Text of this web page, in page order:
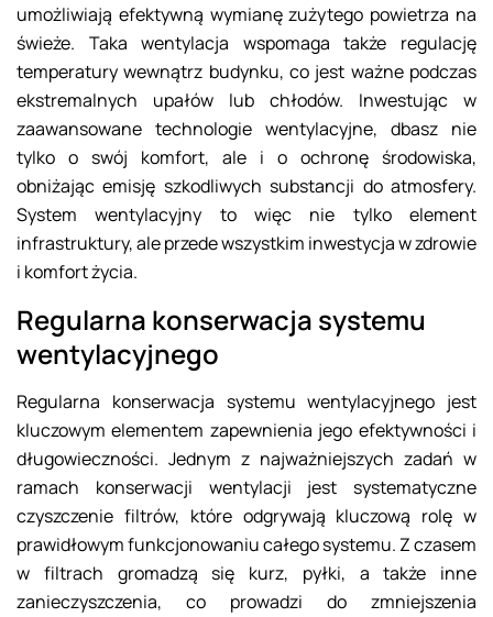
umożliwiają efektywną wymianę zużytego powietrza na
świeże. Taka wentylacja wspomaga także regulację
temperatury wewnątrz budynku, co jest ważne podczas
ekstremalnych upałów lub chłodów. Inwestując w
zaawansowane technologie wentylacyjne, dbasz nie
tylko o swój komfort, ale i o ochronę środowiska,
obniżając emisję szkodliwych substancji do atmosfery.
System wentylacyjny to więc nie tylko element
infrastruktury, ale przede wszystkim inwestycja w zdrowie
i komfort życia.
Regularna konserwacja systemu
wentylacyjnego
Regularna konserwacja systemu wentylacyjnego jest
kluczowym elementem zapewnienia jego efektywności i
długowieczności. Jednym z najważniejszych zadań w
ramach konserwacji wentylacji jest systematyczne
czyszczenie filtrów, które odgrywają kluczową rolę w
prawidłowym funkcjonowaniu całego systemu. Z czasem
w filtrach gromadzą się kurz, pyłki, a także inne
zanieczyszczenia, co prowadzi do zmniejszenia